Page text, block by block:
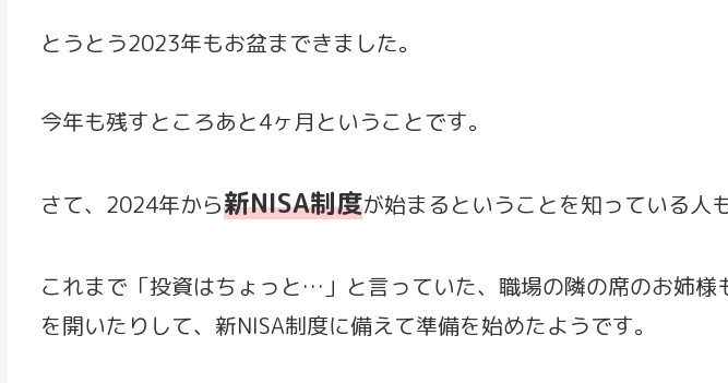
とうとう2023年もお盆まできました。
今年も残すところあと4ヶ月ということです。
さて、2024年から新NISA制度が始まるということを知っている人
これまで「投資はちょっと…」と言っていた、職場の隣の席のお姉様
を開いたりして、新NISA制度に備えて準備を始めたようです。